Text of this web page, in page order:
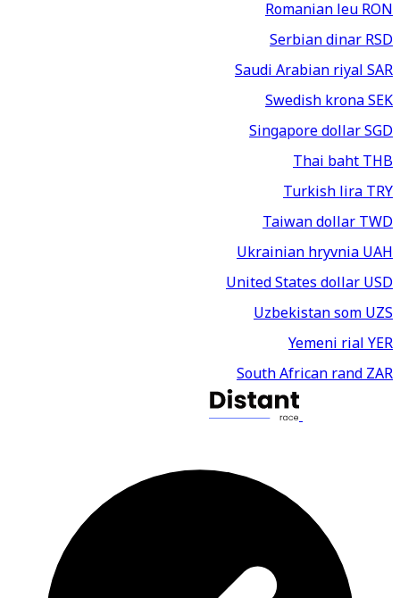
Romanian leuRON
Serbian dinarRSD
Saudi Arabian riyalSAR
Swedish kronaSEK
Singapore dollarSGD
Thai bahtTHB
Turkish liraTRY
Taiwan dollarTWD
Ukrainian hryvniaUAH
United States dollarUSD
Uzbekistan somUZS
Yemeni rialYER
South African randZAR